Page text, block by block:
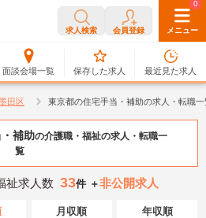
求人検索 会員登録 メニュー
面談会場一覧
0
保存した求人
0
最近見た求人
田区 東京都の住宅手当・補助の求人・転職一
補助の介護職・福祉の求人・転職一
覧
祉求人数 33件 ＋非公開求人
月収順 年収順